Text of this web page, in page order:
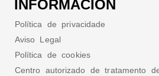
INFORMACION
Política de privacidade
Aviso Legal
Política de cookies
Centro autorizado de tratamento